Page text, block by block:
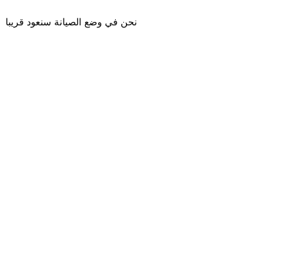
نحن في وضع الصيانة سنعود قريبا